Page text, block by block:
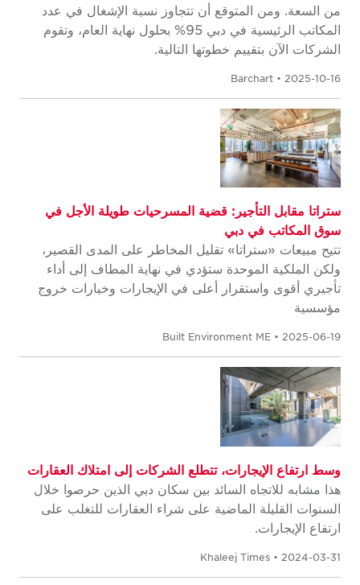
من السعة. ومن المتوقع أن تتجاوز نسبة الإشغال في عدد
المكاتب الرئيسية في دبي 95% بحلول نهاية العام، وتقوم
الشركات الآن بتقييم خطوتها التالية.
Barchart • 2025-10-16
ستراتا مقابل التأجير: قضية المسرحيات طويلة الأجل في
سوق المكاتب في دبي
تتيح مبيعات «ستراتا» تقليل المخاطر على المدى القصير،
ولكن الملكية الموحدة ستؤدي في نهاية المطاف إلى أداء
تأجيري أقوى واستقرار أعلى في الإيجارات وخيارات خروج
مؤسسية
Built Environment ME • 2025-06-19
وسط ارتفاع الإيجارات، تتطلع الشركات إلى امتلاك العقارات
هذا مشابه للاتجاه السائد بين سكان دبي الذين حرصوا خلال
السنوات القليلة الماضية على شراء العقارات للتغلب على
ارتفاع الإيجارات.
Khaleej Times • 2024-03-31